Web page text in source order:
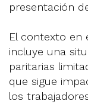
presentación
El contexto en
incluye una
paritarias
que sigue
los